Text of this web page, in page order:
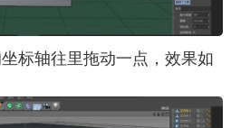
标轴往里拖动一点，效果如